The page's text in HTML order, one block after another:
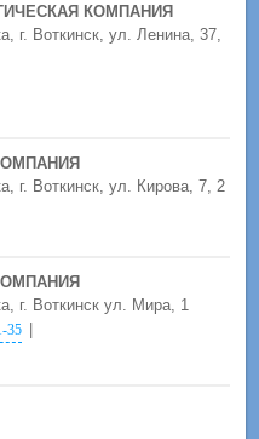
КОМПАНИЯ
г. Воткинск, ул. Ленина, 37,
г. Воткинск, ул. Кирова, 7, 2
г. Воткинск ул. Мира, 1
35